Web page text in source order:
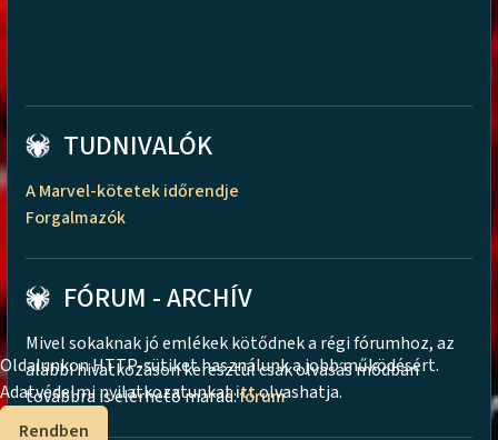
TUDNIVALÓK
A Marvel-kötetek időrendje
Forgalmazók
FÓRUM - ARCHÍV
Mivel sokaknak jó emlékek kötődnek a régi fórumhoz, az
alábbi hivatkozáson keresztül csak olvasás módban
továbbra is elérhető marad:fórum
Oldalunkon HTTP-sütiket használunk a jobb működésért.
Adatvédelmi nyilatkozatunkatittolvashatja.
Rendben